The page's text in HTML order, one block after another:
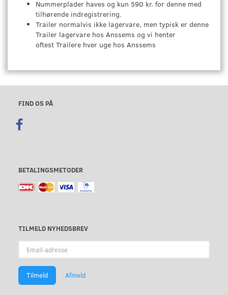
Nummerplader haves og kun 590 kr. for denne med
tilhørende indregistrering.
Trailer normalvis ikke lagervare, men typisk er denne
Trailer lagervare hos Anssems og vi henter
oftest Trailere hver uge hos Anssems
FIND OS PÅ
BETALINGSMETODER
TILMELD NYHEDSBREV
adresse
Tilmeld Afmeld